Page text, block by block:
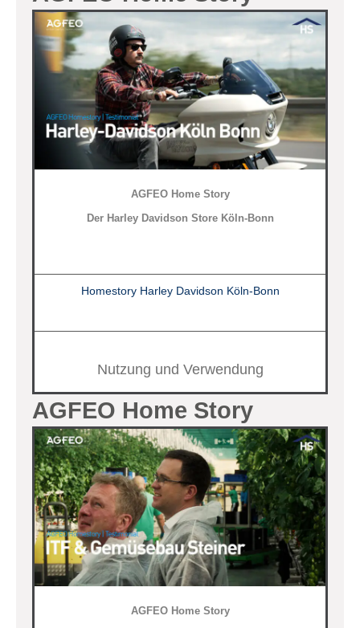
AGFEO Home Story
Der Harley Davidson Store Köln-Bonn
Homestory Harley Davidson Köln-Bonn
Nutzung und Verwendung
AGFEO Home Story
AGFEO Home Story